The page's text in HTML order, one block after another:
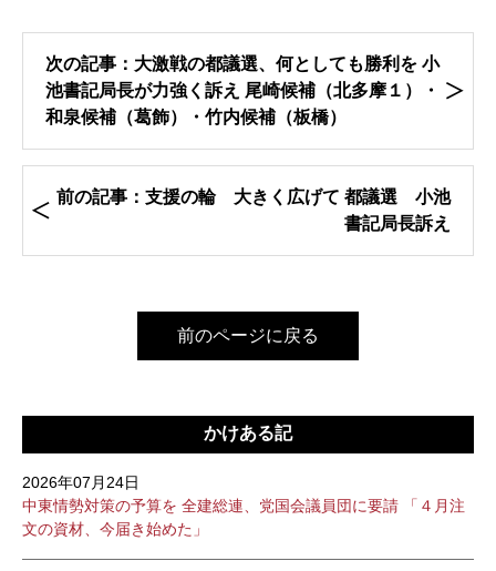
次の記事：大激戦の都議選、何としても勝利を 小
池書記局長が力強く訴え 尾崎候補（北多摩１）・
和泉候補（葛飾）・竹内候補（板橋）
前の記事：支援の輪 大きく広げて 都議選 小池
書記局長訴え
前のページに戻る
かけある記
2026年07月24日
中東情勢対策の予算を 全建総連、党国会議員団に要請 「４月注
文の資材、今届き始めた」